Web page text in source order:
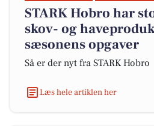
STARK Hobro har
skov- og
sæsonens opgaver
Så er der nyt fra STARK Hobro
Læs hele artiklen her